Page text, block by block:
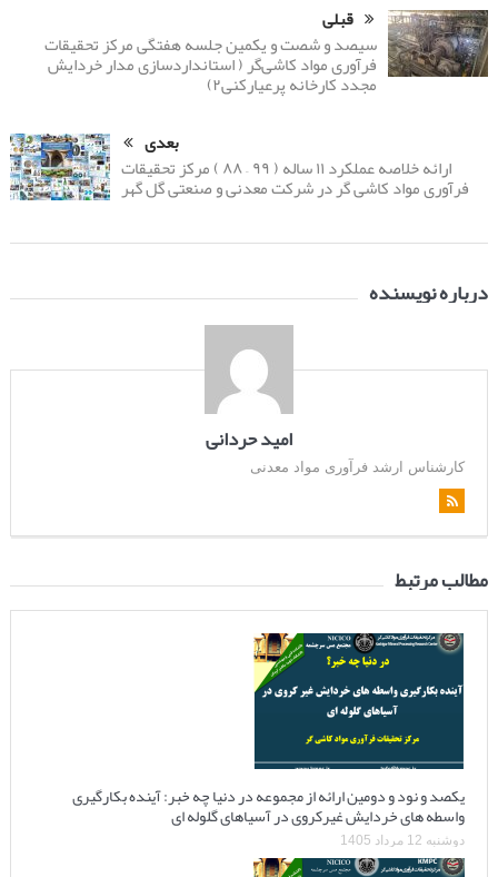
قبلی
سیصد و شصت و یکمین جلسه هفتگی مرکز تحقیقات
فرآوری مواد کاشی‌گر ( استانداردسازی مدار خردایش
مجدد کارخانه پرعیارکنی۲)
بعدی
ارائه خلاصه عملکرد ۱۱ ساله ( ۹۹ – ۸۸ ) مرکز تحقیقات
فرآوری مواد کاشی گر در شرکت معدنی و صنعتی گل گهر
درباره نویسنده
امید حردانی
کارشناس ارشد فرآوری مواد معدنی
مطالب مرتبط
یکصد و نود و دومین ارائه از مجموعه در دنیا چه خبر: آینده بکارگیری
واسطه های خردایش غیرکروی در آسیاهای گلوله ای
دوشنبه 12 مرداد 1405